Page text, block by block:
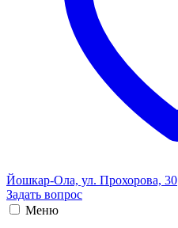
Йошкар-Ола, ул. Прохорова, 30
Задать вопрос
Меню